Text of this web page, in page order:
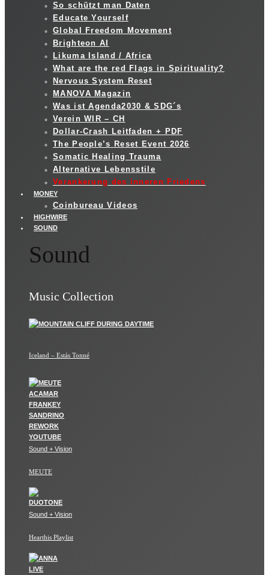
So schützt man Daten
Educate Yourself
Global Freedom Movement
Brighteon AI
Likuma Island / Africa
What are the red Flags in Spirituality?
Nervous System Reset
MANOVA Magazin
Was ist Agenda2030 & SDG´s
Verein WIR – CH
Dollar-Crash Leitfaden + PDF
The People’s Reset Event 2026
Somatic Healing Trauma
Alternative Lebensstile
Verankerung des inneren Friedens
MONEY
Coinbureau Videos
HIGHWIRE
SOUND
Sound
Music Collection
Iceland – Estás Tonné
Sound + Vision
MEUTE
Sound + Vision
Hearthis Playlist